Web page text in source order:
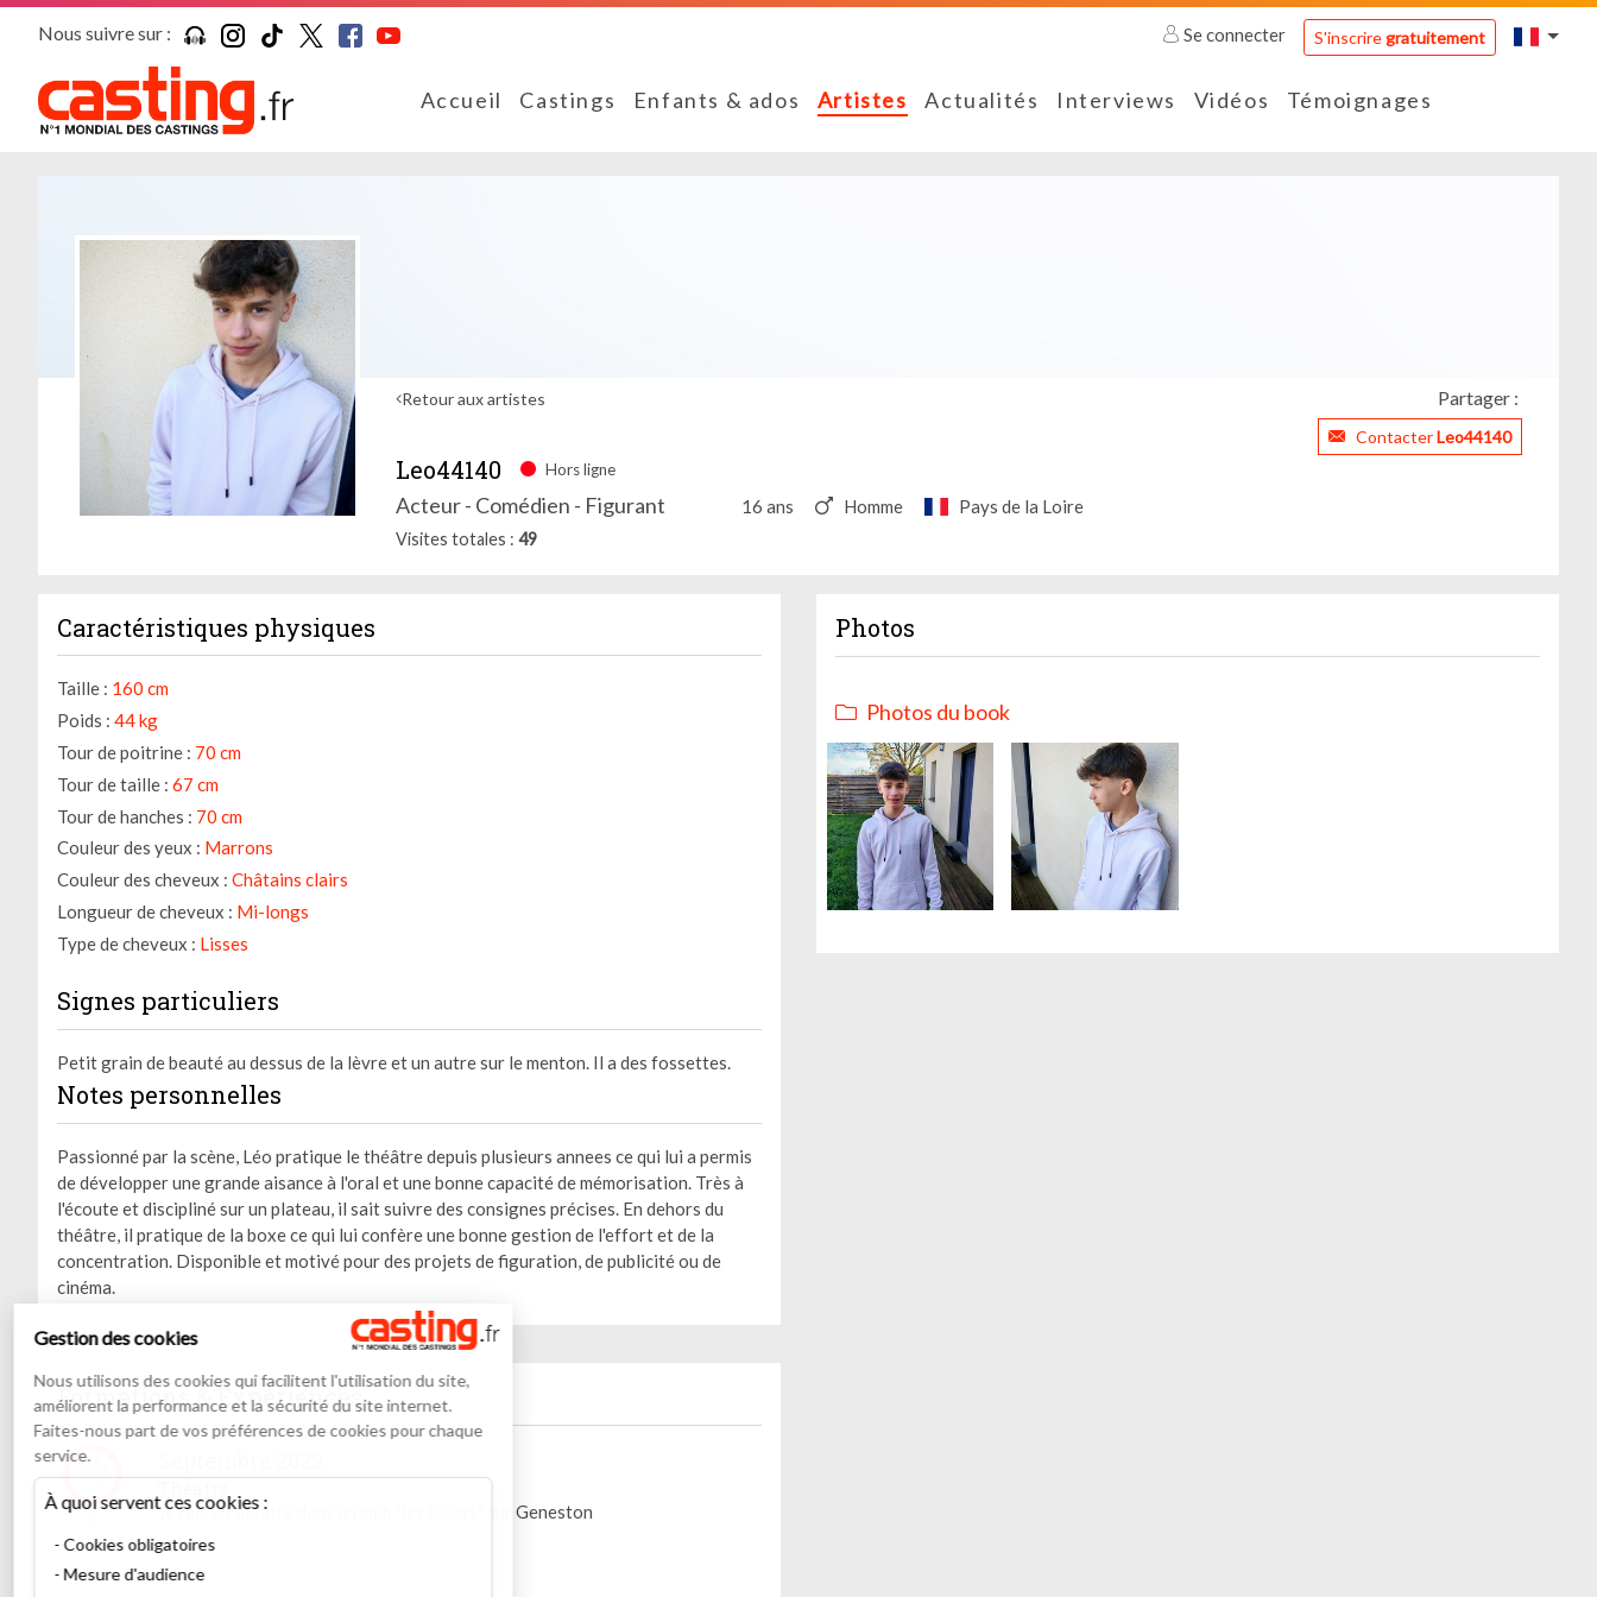
Nous suivre sur : Se connecter S'inscriregratuitement
Accueil Castings Enfants & ados Artistes Actualités Interviews Vidéos Témoignages
Retour aux artistes Partager :
ContacterLeo44140
Leo44140 Hors ligne
Acteur - Comédien - Figurant 16 ans Homme Pays de la Loire
Visites totales 49
Caractéristiques physiques
Taille : 160 cm
Poids : 44 kg
Tour de poitrine : 70 cm
Tour de taille : 67 cm
Tour de hanches : 70 cm
Couleur des yeux : Marrons
Couleur des cheveux : Châtains clairs
Longueur de cheveux : Mi-longs
Type de cheveux : Lisses
Signes particuliers
Petit grain de beauté au dessus de la lèvre et un autre sur le menton. Il a des fossettes.
Notes personnelles
Passionné par la scène, Léo pratique le théâtre depuis plusieurs annees ce qui lui a permis
de développer une grande aisance à l'oral et une bonne capacité de mémorisation. Très à
l'écoute et discipliné sur un plateau, il sait suivre des consignes précises. En dehors du
théâtre, il pratique de la boxe ce qui lui confère une bonne gestion de l'effort et de la
concentration. Disponible et motivé pour des projets de figuration, de publicité ou de
cinéma.
Formations & Expériences
Je fais du théatre dans un club "les léz'art" sur Geneston
Photos
Photos du book
Gestion des cookies
Nous utilisons des cookies qui facilitent l'utilisation du site,
améliorent la performance et la sécurité du site internet.
Faites-nous part de vos préférences de cookies pour chaque
service.
À quoi servent ces cookies :
Cookies obligatoires
Mesure d'audience